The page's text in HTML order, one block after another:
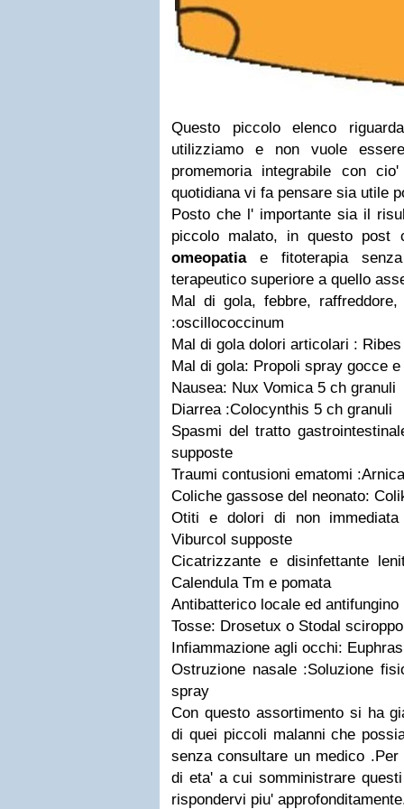
Questo piccolo elenco
utilizziamo e non vuole
promemoria integrabile con
quotidiana vi fa pensare sia utile
Posto che l' importante sia il
piccolo malato, in questo post
omeopatiae fitoterapia
terapeutico superiore a quello
Mal di gola, febbre,
:oscillococcinum
Mal di gola dolori articolari :
Mal di gola: Propoli spray gocce
Nausea: Nux Vomica 5 ch granuli
Diarrea :Colocynthis 5 ch granuli
Spasmi del tratto
supposte
Traumi contusioni ematomi
Coliche gassose del neonato:
Otiti e dolori di non immediata
Viburcol supposte
Cicatrizzante e disinfettante
Calendula Tm e pomata
Antibatterico locale ed antifungino
Tosse: Drosetux o Stodal sciroppo
Infiammazione agli occhi:
Ostruzione nasale :Soluzione
spray
Con questo assortimento si ha
di quei piccoli malanni che
senza consultare un medico
di eta' a cui somministrare
rispondervi piu'